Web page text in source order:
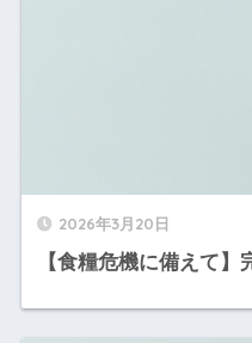
2026年3月20日
【食糧危機に備えて